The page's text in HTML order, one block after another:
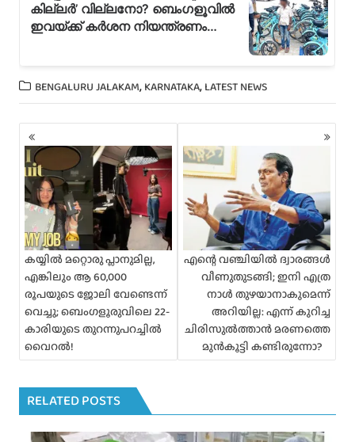
BENGALURU JALAKAM, KARNATAKA, LATEST NEWS
P
o
s
t
s
n
a
v
g
a
t
o
n
കയ്യിൽ മറ്റൊരു പ്ലാനുമില്ല,
എങ്കിലും ആ 60,000
രൂപയുടെ ജോലി വേണ്ടെന്ന്
വെച്ചു; ബെംഗളൂരുവിലെ 22-
കാരിയുടെ തുറന്നുപറച്ചിൽ
വൈറൽ!
എന്റെ വഞ്ചിയിൽ ദ്വാരങ്ങൾ
വീണുതുടങ്ങി; ഇനി എത്ര
നാൾ തുഴയാനാകുമെന്ന്
അറിയില്ല: എന്ന് കുറിച്ച
ചിരിസുൽത്താൻ മരണത്തെ
മുൻകൂട്ടി കണ്ടിരുന്നോ?
RELATED POSTS